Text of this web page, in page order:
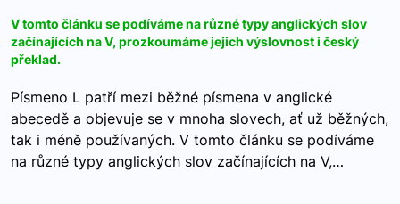
V tomto článku se podíváme na různé typy anglických slov
začínajících na V, prozkoumáme jejich výslovnost i český
překlad.
Písmeno L patří mezi běžné písmena v anglické
abecedě a objevuje se v mnoha slovech, ať už běžných,
tak i méně používaných. V tomto článku se podíváme
na různé typy anglických slov začínajících na V,…